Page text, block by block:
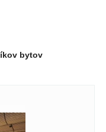
bytov